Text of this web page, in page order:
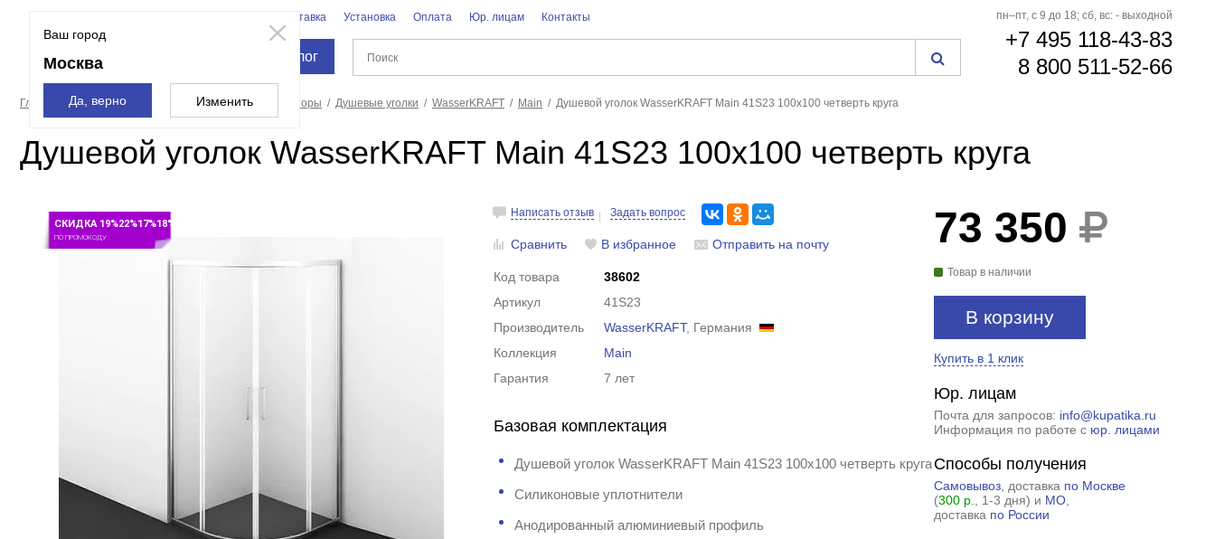
Ваш город
Москва
Да, верно Изменить
Доставка Установка Оплата Юр. лицам Контакты
Каталог
пн–пт, с 9 до 18; сб, вс: - выходной
+7 495 118-43-83
8 800 511-52-66
Главная страница Душевые кабины, углы, двери, шторы Душевые уголки WasserKRAFT Main Душевой уголок WasserKRAFT Main 41S23 100x100 четверть круга
Душевой уголок WasserKRAFT Main 41S23 100x100 четверть круга
СКИДКА 19%22%17%18%
ПО ПРОМОКОДУ
Написать отзыв Задать вопрос
Сравнить В избранное Отправить на почту
Код товара
38602
Артикул
41S23
Производитель
WasserKRAFT, Германия
Коллекция
Main
Гарантия
7 лет
Базовая комплектация
Душевой уголок WasserKRAFT Main 41S23 100x100 четверть круга
Силиконовые уплотнители
Анодированный алюминиевый профиль
73 350
Товар в наличии
В корзину
Купить в 1 клик
Юр. лицам
Почта для запросов: info@kupatika.ru
Информация по работе с юр. лицами
Способы получения
Самовывоз, доставка по Москве
(300 р. , 1-3 дня) и МО,
доставка по России